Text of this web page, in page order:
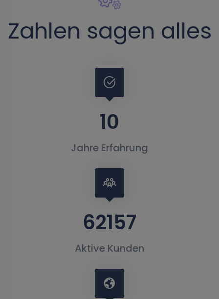
Zahlen sagen alles
10
Jahre Erfahrung
62157
Aktive Kunden